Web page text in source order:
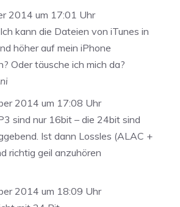
2014 um 17:01 Uhr
kann die Dateien von iTunes in
höher auf mein iPhone
Oder täusche ich mich da?
2014 um 17:08 Uhr
sind nur 16bit – die 24bit sind
Ist dann Lossles (ALAC +
richtig geil anzuhören
2014 um 18:09 Uhr